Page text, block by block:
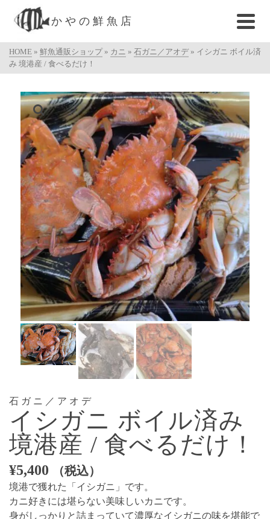
かやの鮮魚店
HOME » 鮮魚通販ショップ » カニ » 石ガニ／アオデ » イシガニ ボイル済
み 境港産 / 食べるだけ！
石ガニ／アオデ
イシガニ ボイル済み
境港産 / 食べるだけ！
¥5,400 （税込）
境港で獲れた「イシガニ」です。
カニ好きには堪らない美味しいカニです。
身がしっかりと詰まっていて濃厚なイシガニの味を堪能で